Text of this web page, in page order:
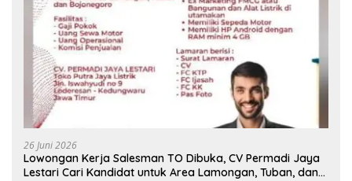
26 Juni 2026
Lowongan Kerja Salesman TO Dibuka, CV Permadi Jaya
Lestari Cari Kandidat untuk Area Lamongan, Tuban, dan